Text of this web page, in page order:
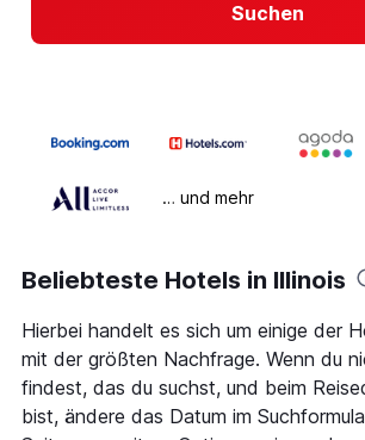
Suchen
… und mehr
Beliebteste Hotels in Illinois
Hierbei handelt es sich um einige der
mit der größten Nachfrage. Wenn du
findest, das du suchst, und beim
bist, ändere das Datum im